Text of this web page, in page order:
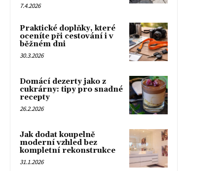
7.4.2026
Praktické doplňky, které
oceníte při cestování i v
běžném dni
30.3.2026
Domácí dezerty jako z
cukrárny: tipy pro snadné
recepty
26.2.2026
Jak dodat koupelně
moderní vzhled bez
kompletní rekonstrukce
31.1.2026